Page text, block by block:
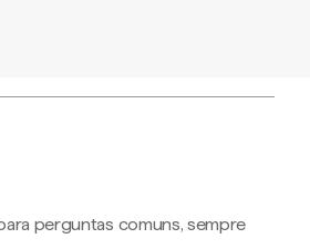
perguntas comuns, sempre